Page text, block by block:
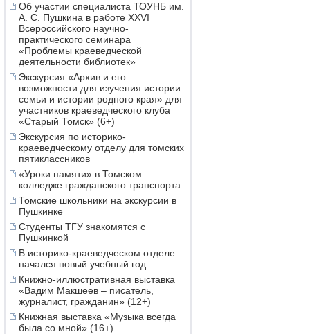
Об участии специалиста ТОУНБ им.
А. С. Пушкина в работе XXVI
Всероссийского научно-
практического семинара
«Проблемы краеведческой
деятельности библиотек»
Экскурсия «Архив и его
возможности для изучения истории
семьи и истории родного края» для
участников краеведческого клуба
«Старый Томск» (6+)
Экскурсия по историко-
краеведческому отделу для томских
пятиклассников
«Уроки памяти» в Томском
колледже гражданского транспорта
Томские школьники на экскурсии в
Пушкинке
Студенты ТГУ знакомятся с
Пушкинкой
В историко-краеведческом отделе
начался новый учебный год
Книжно-иллюстративная выставка
«Вадим Макшеев – писатель,
журналист, гражданин» (12+)
Книжная выставка «Музыка всегда
была со мной» (16+)